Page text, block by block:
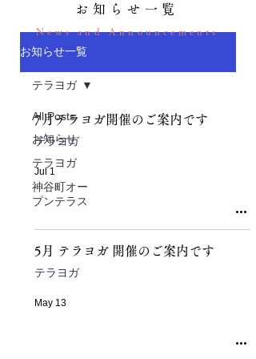
お知らせ一覧
All Posts
お知らせ
テラヨガ
神谷町オー
プンテラス
テラヨガ
7月テラヨガ開催のご案内です
テラヨガ
Jul 1
5月 テラヨガ 開催のご案内です
テラヨガ
May 13
お知らせ一覧
News and Announcements